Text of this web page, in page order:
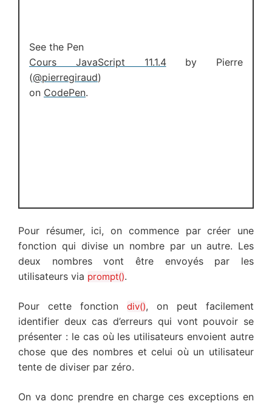
See the Pen
Cours JavaScript 11.1.4by Pierre
(@pierregiraud)
on CodePen.
Pour résumer, ici, on commence par créer une
fonction qui divise un nombre par un autre. Les
deux nombres vont être envoyés par les
utilisateurs via prompt().
Pour cette fonction div(), on peut facilement
identifier deux cas d’erreurs qui vont pouvoir se
présenter : le cas où les utilisateurs envoient autre
chose que des nombres et celui où un utilisateur
tente de diviser par zéro.
On va donc prendre en charge ces exceptions en